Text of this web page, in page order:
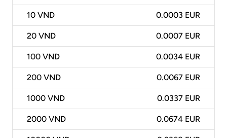
10 VND 0.0003 EUR
20 VND 0.0007 EUR
100 VND 0.0034 EUR
200 VND 0.0067 EUR
1000 VND 0.0337 EUR
2000 VND 0.0674 EUR